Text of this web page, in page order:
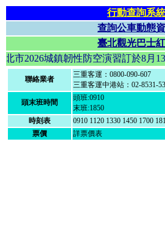
行動查詢系統
查詢公車動態
臺北觀光巴士
北市2026城鎮韌性防空演習訂
聯絡業者
三重客運：0800-090-607
三重客運中港站：02-8531-
頭末班時間
頭班:0910
末班:1850
時刻表
0910 1120 1330 1450 1700
票價
詳票價表